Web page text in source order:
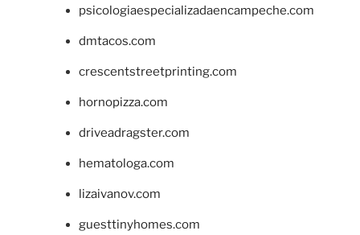
psicologiaespecializadaencampeche.com
dmtacos.com
crescentstreetprinting.com
hornopizza.com
driveadragster.com
hematologa.com
lizaivanov.com
guesttinyhomes.com